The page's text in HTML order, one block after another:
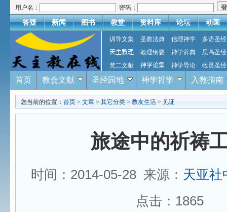
用户名： 密码：
答疑 新闻 图书 教堂 资料库 论坛 动画
训导文集 圣教法典 信理神学
多语圣经
天主教理
教理纲要 神学辞典
思高圣经
梵二文献
神学论集 神学导论 牧灵圣经
首页 教会文献 圣经园地 神学哲学 入教指南
您当前的位置： 首页 > 文章 > 其它分类 > 教友生活 > 见证
旅途中的祈祷
时间：2014-05-28 来源： 天亚社
点击： 1865